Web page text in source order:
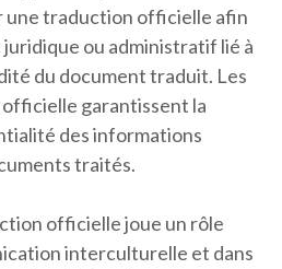
traduction officielle afin
ou administratif lié à
du document traduit. Les
garantissent la
des informations
traités.
officielle joue un rôle
interculturelle et dans